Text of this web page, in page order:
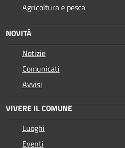
Agricoltura e pesca
NOVITÀ
Notizie
Comunicati
Avvisi
VIVERE IL COMUNE
Luoghi
Eventi